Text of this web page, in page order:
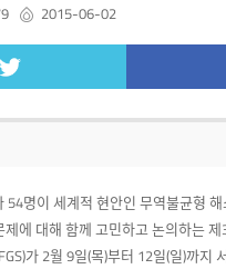
2015-06-02
54명이 세계적 현안인 무역불균형
제에 대해 함께 고민하고 논의하는
가 2월 9일(목)부터 12일(일)까지